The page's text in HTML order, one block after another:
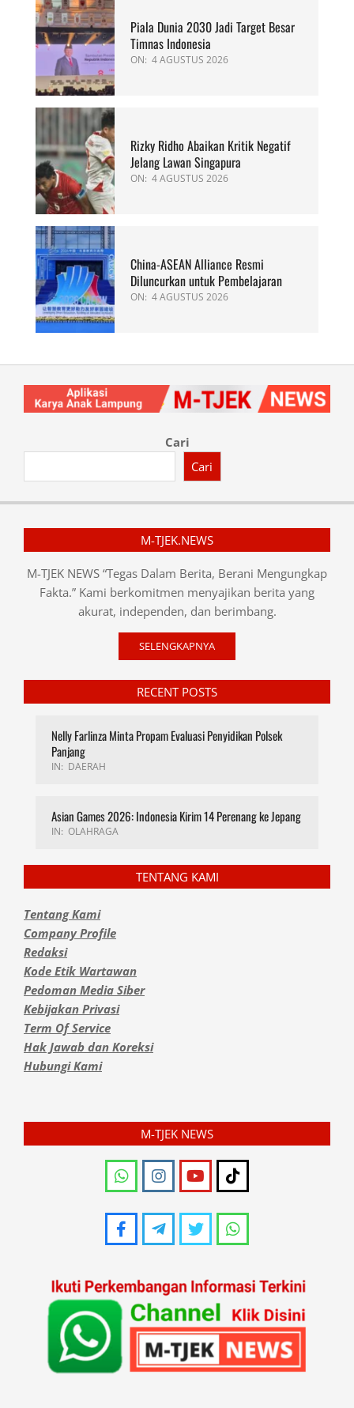
Piala Dunia 2030 Jadi Target Besar
Timnas Indonesia
ON: 4 AGUSTUS 2026
Rizky Ridho Abaikan Kritik Negatif
Jelang Lawan Singapura
ON: 4 AGUSTUS 2026
China-ASEAN Alliance Resmi
Diluncurkan untuk Pembelajaran
ON: 4 AGUSTUS 2026
Cari
Cari
M-TJEK.NEWS
M-TJEK NEWS “Tegas Dalam Berita, Berani Mengungkap
Fakta.” Kami berkomitmen menyajikan berita yang
akurat, independen, dan berimbang.
SELENGKAPNYA
RECENT POSTS
Nelly Farlinza Minta Propam Evaluasi Penyidikan Polsek
Panjang
IN: DAERAH
Asian Games 2026: Indonesia Kirim 14 Perenang ke Jepang
IN: OLAHRAGA
TENTANG KAMI
Tentang Kami
Company Profile
Redaksi
Kode Etik Wartawan
Pedoman Media Siber
Kebijakan Privasi
Term Of Service
Hak Jawab dan Koreksi
Hubungi Kami
M-TJEK NEWS